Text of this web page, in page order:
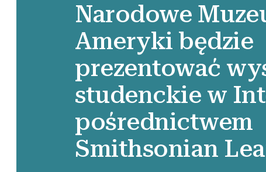
Narodowe
Ameryki będzie
prezentować
studenckie w
pośrednictwem
Smithsonian